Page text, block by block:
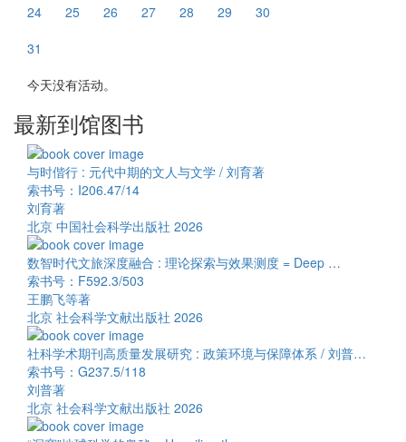
24
25 26 27 28 29
30
31
今天没有活动。
最新到馆图书
与时偕行 : 元代中期的文人与文学 / 刘育著
索书号：I206.47/14
刘育著
北京 中国社会科学出版社 2026
数智时代文旅深度融合 : 理论探索与效果测度 = Deep …
索书号：F592.3/503
王鹏飞等著
北京 社会科学文献出版社 2026
社科学术期刊高质量发展研究 : 政策环境与保障体系 / 刘普…
索书号：G237.5/118
刘普著
北京 社会科学文献出版社 2026